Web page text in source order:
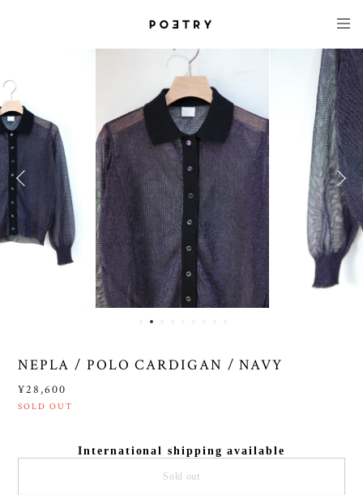
NEPLA / POLO CARDIGAN / NAVY
¥28,600
SOLD OUT
International shipping available
Sold out